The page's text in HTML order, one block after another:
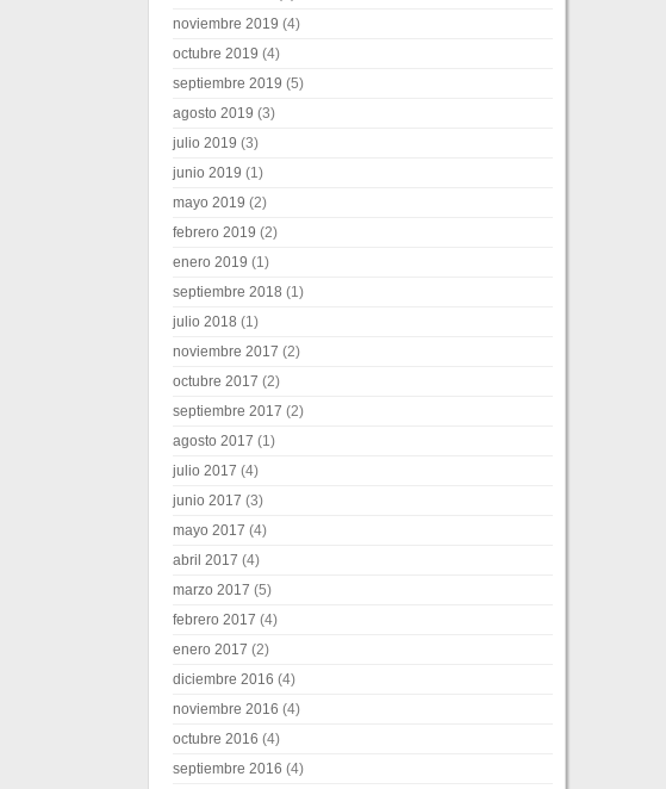
noviembre 2019 (4)
octubre 2019 (4)
septiembre 2019 (5)
agosto 2019 (3)
julio 2019 (3)
junio 2019 (1)
mayo 2019 (2)
febrero 2019 (2)
enero 2019 (1)
septiembre 2018 (1)
julio 2018 (1)
noviembre 2017 (2)
octubre 2017 (2)
septiembre 2017 (2)
agosto 2017 (1)
julio 2017 (4)
junio 2017 (3)
mayo 2017 (4)
abril 2017 (4)
marzo 2017 (5)
febrero 2017 (4)
enero 2017 (2)
diciembre 2016 (4)
noviembre 2016 (4)
octubre 2016 (4)
septiembre 2016 (4)